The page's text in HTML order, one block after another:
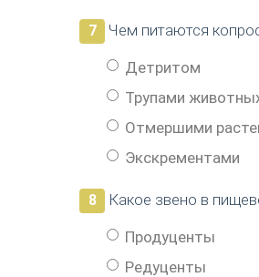
7 Чем питаются
Детритом
Трупами
Отмершими
Экскрементами
8 Какое звено в
Продуценты
Редуценты